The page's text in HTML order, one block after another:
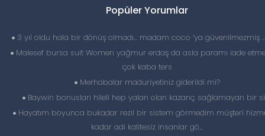
Popüler Yorumlar
3 yıl oldu hala bir dönüş olmadı… madam coco ‘ya güvenilmezmiş
Malesef bursa suit Women yağmur erdaş da asla paramı iade
çok kaba ters
Merhabalar maduriyetiniz giderildi mi?
Baywin bonuslari hileli hep yalan olan kazanç sağlamayan bir
Hayatım boyunca bukadar rezil bir sistem görmedim müşteri
kadar adi kalitesiz insanlar gö...